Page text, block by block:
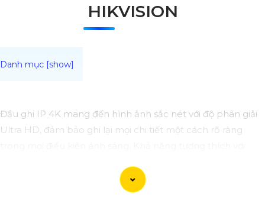
HIKVISION
Đầu ghi IP 4K mang đến hình ảnh sắc nét với độ phân giải
Ultra HD, đảm bảo ghi lại mọi chi tiết một cách rõ ràng
cao hiệu quả sử dụng. Các tính năng bảo mật chuyên sâu
giúp bảo vệ tối ưu thông tin, đáp ứng mọi nhu cầu giám sát